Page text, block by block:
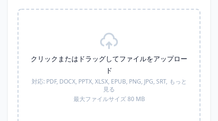
クリックまたはドラッグしてファイルをアップロー
ド
対応: PDF, DOCX, PPTX, XLSX, EPUB, PNG, JPG, SRT, もっと
見る
最大ファイルサイズ 80 MB